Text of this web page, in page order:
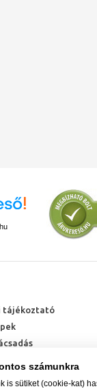
tájékoztató
számunkra
is sütiket (cookie-kat)